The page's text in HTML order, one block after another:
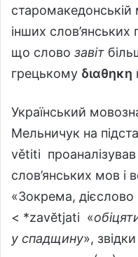
інших
що слово завіт
грецькому διαθηκη
Український
Мельничук на
větiti проаналізував
слов’янських мов і
«Зокрема,
< *zavĕtjati «
у спадщину»,